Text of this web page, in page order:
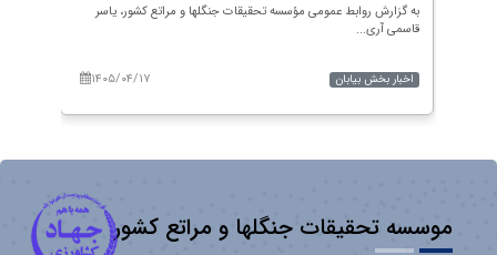
به گزارش روابط عمومی مؤسسه تحقیقات جنگلها و مراتع کشور، یاسر
قاسمی آری...
۱۴۰۵/۰۴/۱۷ اخبار بخش بیابان
موسسه تحقیقات جنگلها و مراتع کشور